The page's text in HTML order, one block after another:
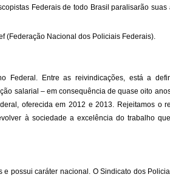
Federais de todo Brasil paralisarão
(Federação Nacional dos Policiais Federais).
Federal. Entre as reivindicações, está a
salarial – em consequência de quase oito
oferecida em 2012 e 2013. Rejeitamos o
à sociedade a excelência do trabalho
possui caráter nacional. O Sindicato dos